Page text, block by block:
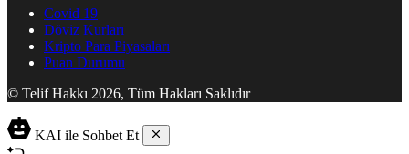
Covid 19
Döviz Kurları
Kripto Para Piyasaları
Puan Durumu
© Telif Hakkı 2026, Tüm Hakları Saklıdır
KAI ile Sohbet Et